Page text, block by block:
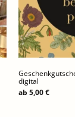
digital
ab 5,00€